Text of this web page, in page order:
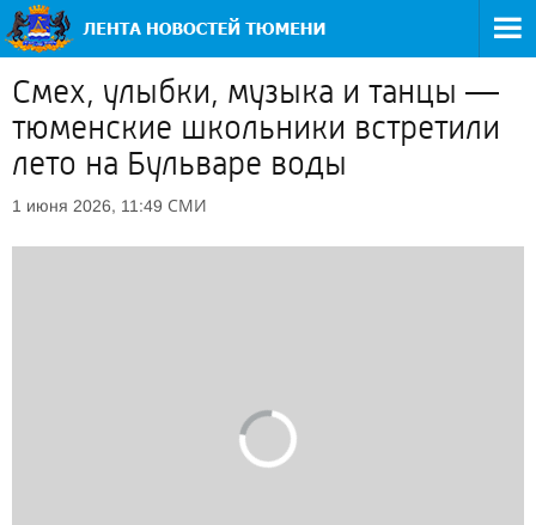
Смех, улыбки, музыка и танцы —
тюменские школьники встретили
лето на Бульваре воды
1 июня 2026, 11:49 СМИ